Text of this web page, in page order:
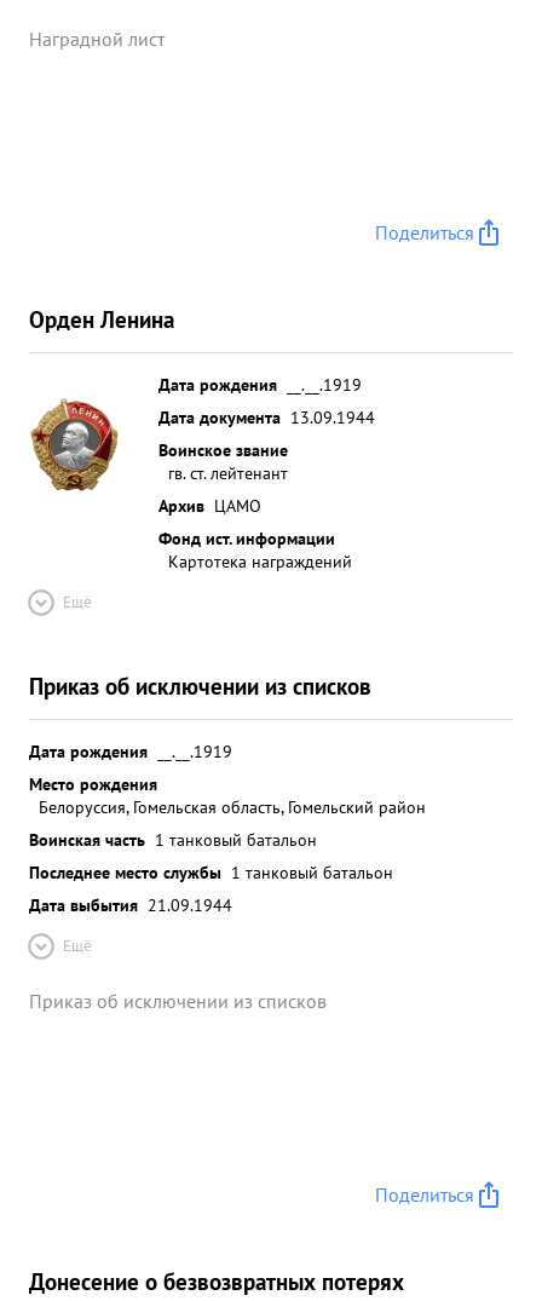
автомашин, пулеметов 2 танка из них один танк
танка, до окончания уничтожения немцев в с.
Наградной лист
Поделиться
Орден Ленина
Дата рождения
__.__.1919
Дата документа 13.09.1944
Воинское звание
гв. ст. лейтенант
Архив ЦАМО
Фонд ист. информации
Картотека награждений
Ещё
Приказ об исключении из списков
Дата рождения
__.__.1919
Место рождения
Белоруссия, Гомельская область, Гомельский район
Воинская часть 1 танковый батальон
Последнее место службы 1 танковый батальон
Дата выбытия 21.09.1944
Ещё
Приказ об исключении из списков
Поделиться
Донесение о безвозвратных потерях